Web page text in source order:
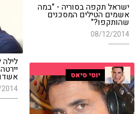
ישראל תקפה בסוריה - "במה
אשמים הטילים המסכנים
שהותקפו?"
08/12/2014
יוסי סיאס